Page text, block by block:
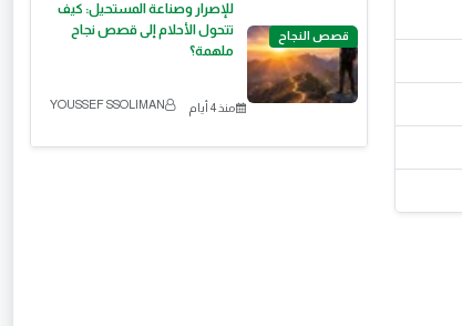
قصص النجاح
للإصرار وصناعة المستحيل: كيف
تتحول الأحلام إلى قصص نجاح
ملهمة؟
منذ 4 أيام YOUSSEF SSOLIMAN